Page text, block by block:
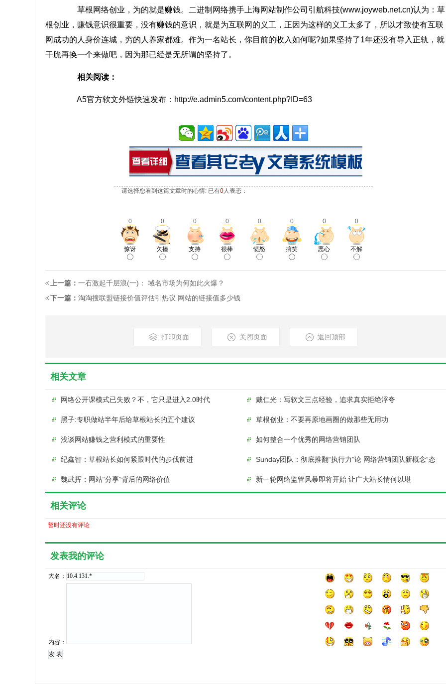
草根网络创业，为的就是赚钱。二进制网络携手上海网站制作公司引航科技(www.joyweb.net.cn)认为：草
根创业，赚钱意识很重要，没有赚钱的意识，就是为互联网的义工，正因为这样的义工太多了，所以才致使有互联
网成功的人身价连城，穷的人养家都难。作为一名站长，你目前的收入如何呢?如果坚持了1年还没有导入正轨，就
干脆再换一个来做吧，因为那已经是无所谓的坚持了。
相关阅读：
A5官方软文外链快速发布：http://e.admin5.com/content.php?ID=63
请选择您看到这篇文章时的心情: 已有0人表态：
0 0 0 0 0 0 0 0
惊讶 欠揍 支持 很棒 愤怒 搞笑 恶心 不解
上一篇： 一石激起千层浪(一)： 域名市场为何如此火爆？
下一篇： 淘淘搜联盟链接价值评估引热议 网站的链接值多少钱
打印页面 关闭页面 返回顶部
相关文章
网络公开课模式已失败？不，它只是进入2.0时代 戴仁光：写软文三点经验，追求真实拒绝浮夸
黑子:专职做站半年后给草根站长的五个建议 草根创业：不要再原地画圈的做那些无用功
浅谈网站赚钱之营利模式的重要性 如何整合一个优秀的网络营销团队
纪鑫智：草根站长如何紧跟时代的步伐前进 Sunday团队：彻底推翻“执行力”论 网络营销团队新概念“态
度力
魏武挥：网站“分享”背后的网络价值 新一轮网络监管风暴即将开始 让广大站长情何以堪
相关评论
暂时还没有评论
发表我的评论
大名：
内容：